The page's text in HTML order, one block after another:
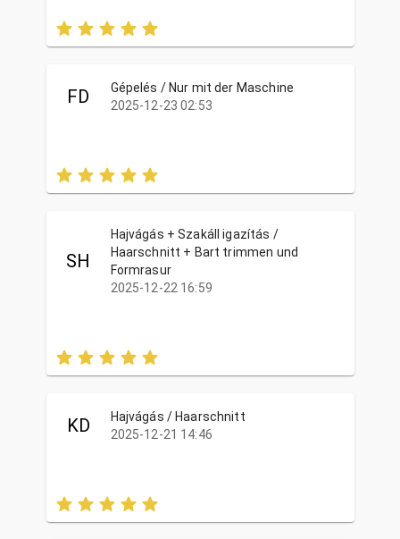
FD
Gépelés / Nur mit der Maschine
2025-12-23 02:53
SH
Hajvágás + Szakáll igazítás /
Haarschnitt + Bart trimmen und
Formrasur
2025-12-22 16:59
KD
Hajvágás / Haarschnitt
2025-12-21 14:46